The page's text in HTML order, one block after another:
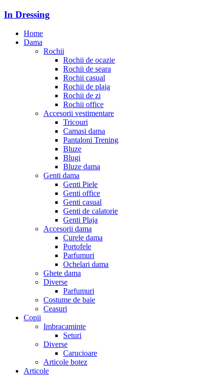
In Dressing
Home
Dama
Rochii
Rochii de ocazie
Rochii de seara
Rochii casual
Rochii de plaja
Rochii de zi
Rochii office
Accesorii vestimentare
Tricouri
Camasi dama
Pantaloni Trening
Bluze
Blugi
Bluze dama
Genti dama
Genti Piele
Genti office
Genti casual
Genti de calatorie
Genti Plaja
Accesorii dama
Curele dama
Portofele
Parfumuri
Ochelari dama
Ghete dama
Diverse
Parfumuri
Costume de baie
Ceasuri
Copii
Imbracaminte
Seturi
Diverse
Carucioare
Articole botez
Articole